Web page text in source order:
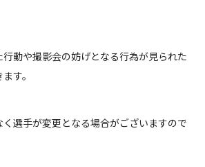
動や撮影会の妨げとなる行為が見られた
す。
選手が変更となる場合がございますので